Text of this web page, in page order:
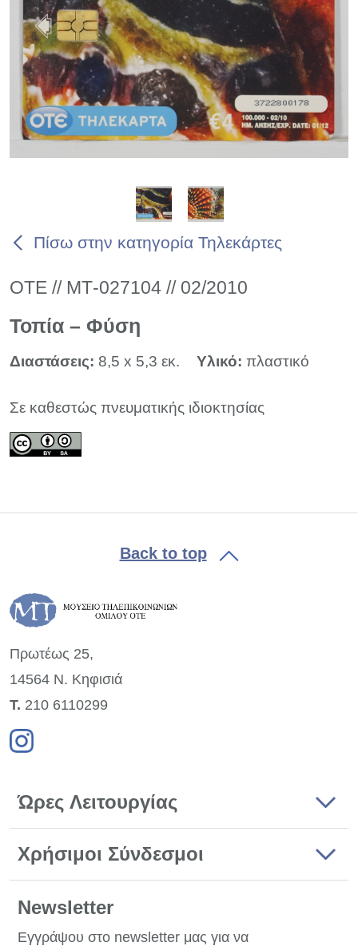
Πίσω στην κατηγορία Τηλεκάρτες
ΟΤΕ // ΜΤ-027104 // 02/2010
Τοπία – Φύση
Διαστάσεις: 8,5 x 5,3 εκ. Υλικό: πλαστικό
Σε καθεστώς πνευματικής ιδιοκτησίας
Back to top
Πρωτέως 25,
14564 Ν. Κηφισιά
Τ. 210 6110299
Ώρες Λειτουργίας
Χρήσιμοι Σύνδεσμοι
Newsletter
Εγγράψου στο newsletter μας για να